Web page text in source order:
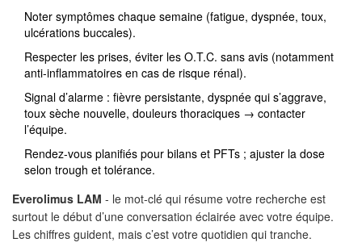
Noter symptômes chaque semaine (fatigue, dyspnée, toux,
ulcérations buccales).
Respecter les prises, éviter les O.T.C. sans avis (notamment
anti-inflammatoires en cas de risque rénal).
Signal d’alarme : fièvre persistante, dyspnée qui s’aggrave,
toux sèche nouvelle, douleurs thoraciques → contacter
l’équipe.
Rendez-vous planifiés pour bilans et PFTs ; ajuster la dose
selon trough et tolérance.
Everolimus LAM - le mot-clé qui résume votre recherche est
surtout le début d’une conversation éclairée avec votre équipe.
Les chiffres guident, mais c’est votre quotidien qui tranche.